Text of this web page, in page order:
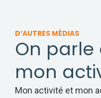
D’AUTRES MÉDIAS
On parle
mon
Mon activité et mon